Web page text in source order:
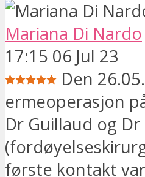
Mariana Di Nardo
17:15 06 Jul 23
Den
ermeoperasjon
Dr Guillaud og Dr
første kontakt